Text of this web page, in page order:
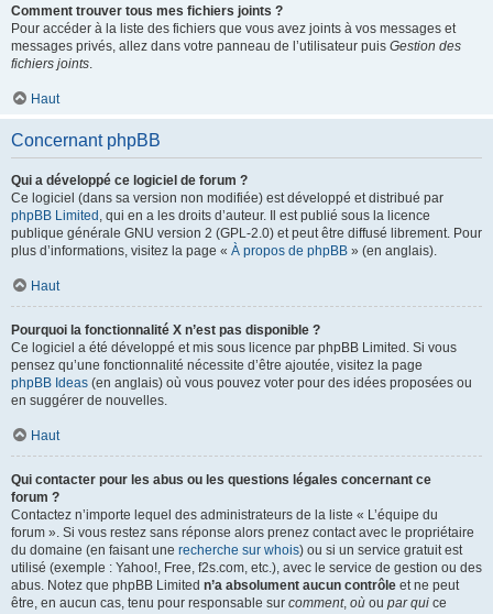
Comment trouver tous mes fichiers joints ?
Pour accéder à la liste des fichiers que vous avez joints à vos messages et
messages privés, allez dans votre panneau de l’utilisateur puis Gestion des
fichiers joints.
Haut
Concernant phpBB
Qui a développé ce logiciel de forum ?
Ce logiciel (dans sa version non modifiée) est développé et distribué par
phpBB Limited , qui en a les droits d’auteur. Il est publié sous la licence
publique générale GNU version 2 (GPL-2.0) et peut être diffusé librement. Pour
plus d’informations, visitez la page « À propos de phpBB » (en anglais).
Haut
Pourquoi la fonctionnalité X n’est pas disponible ?
Ce logiciel a été développé et mis sous licence par phpBB Limited. Si vous
pensez qu’une fonctionnalité nécessite d’être ajoutée, visitez la page
phpBB Ideas (en anglais) où vous pouvez voter pour des idées proposées ou
en suggérer de nouvelles.
Haut
Qui contacter pour les abus ou les questions légales concernant ce
forum ?
Contactez n’importe lequel des administrateurs de la liste « L’équipe du
forum ». Si vous restez sans réponse alors prenez contact avec le propriétaire
du domaine (en faisant une recherche sur whois) ou si un service gratuit est
utilisé (exemple : Yahoo!, Free, f2s.com, etc.), avec le service de gestion ou des
abus. Notez que phpBB Limited n’a absolument aucun contrôle et ne peut
être, en aucun cas, tenu pour responsable sur comment, où ou par qui ce